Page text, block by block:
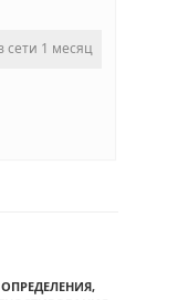
сети 1 месяц
,